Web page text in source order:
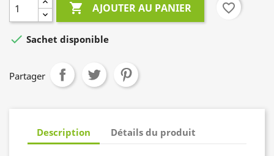
 AJOUTER AU PANIER favorite_border
 Sachet disponible
Partager
Description Détails du produit